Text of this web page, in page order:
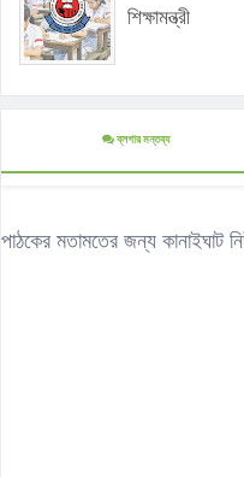
শিক্ষামন্ত্রী
ব্লগার মন্তব্য
পাঠকের মতামতের জন্য কানাইঘাট